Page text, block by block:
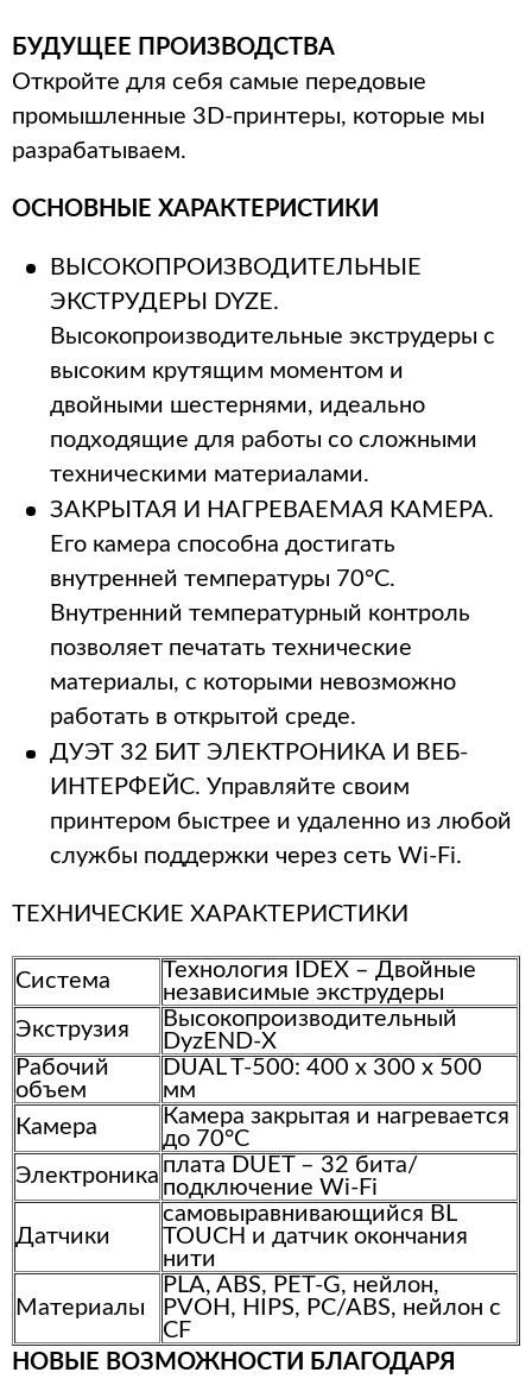
БУДУЩЕЕ ПРОИЗВОДСТВА
Откройте для себя самые передовые
промышленные 3D-принтеры, которые мы
разрабатываем.
ОСНОВНЫЕ ХАРАКТЕРИСТИКИ
ВЫСОКОПРОИЗВОДИТЕЛЬНЫЕ
ЭКСТРУДЕРЫ DYZE.
Высокопроизводительные экструдеры с
высоким крутящим моментом и
двойными шестернями, идеально
подходящие для работы со сложными
техническими материалами.
ЗАКРЫТАЯ И НАГРЕВАЕМАЯ КАМЕРА.
Его камера способна достигать
внутренней температуры 70°C.
Внутренний температурный контроль
позволяет печатать технические
материалы, с которыми невозможно
работать в открытой среде.
ДУЭТ 32 БИТ ЭЛЕКТРОНИКА И ВЕБ-
ИНТЕРФЕЙС. Управляйте своим
принтером быстрее и удаленно из любой
службы поддержки через сеть Wi-Fi.
ТЕХНИЧЕСКИЕ ХАРАКТЕРИСТИКИ
Система
Технология IDEX – Двойные
независимые экструдеры
Экструзия
Высокопроизводительный
DyzEND-X
Рабочий
объем
DUAL T-500: 400 х 300 х 500
мм
Камера
Камера закрытая и нагревается
до 70°C
Электроника плата DUET – 32 бита/
подключение Wi-Fi
Датчики
самовыравнивающийся BL
TOUCH и датчик окончания
нити
Материалы
PLA, ABS, PET-G, нейлон,
PVOH, HIPS, PC/ABS, нейлон с
CF
НОВЫЕ ВОЗМОЖНОСТИ БЛАГОДАРЯ